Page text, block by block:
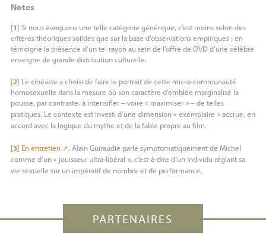
Notes
[1] Si nous évoquons une telle catégorie générique, c’est moins selon des
critères théoriques solides que sur la base d’observations empiriques : en
témoigne la présence d’un tel rayon au sein de l’offre de DVD d’une célèbre
enseigne de grande distribution culturelle.
[2] Le cinéaste a choisi de faire le portrait de cette micro-communauté
homosexuelle dans la mesure où son caractère d’emblée marginalisé la
pousse, par contraste, à intensifier – voire « maximiser » – de telles
pratiques. Le contexte est investi d’une dimension « exemplaire » accrue, en
accord avec la logique du mythe et de la fable propre au film.
[3] En entretien
, Alain Guiraudie parle symptomatiquement de Michel
comme d’un « jouisseur ultra-libéral », c’est-à-dire d’un individu réglant sa
vie sexuelle sur un impératif de nombre et de performance.
PARTENAIRES